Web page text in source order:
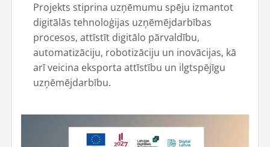
Projekts stiprina uzņēmumu spēju izmantot
digitālās tehnoloģijas uzņēmējdarbības
procesos, attīstīt digitālo pārvaldību,
automatizāciju, robotizāciju un inovācijas, kā
arī veicina eksporta attīstību un ilgtspējīgu
uzņēmējdarbību.